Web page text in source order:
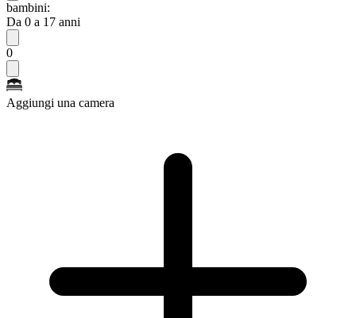
bambini:
Da 0 a 17 anni
0
Aggiungi una camera